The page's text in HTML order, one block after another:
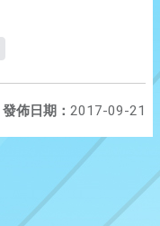
發佈日期： 2017-09-21